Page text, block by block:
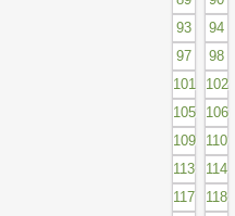
93
94
97
98
101
102
105
106
109
110
113
114
117
118